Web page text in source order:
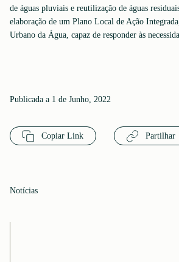
de águas pluviais e reutilização de águas
elaboração de um Plano Local de Ação
Urbano da Água, capaz de responder às
Publicada a 1 de Junho, 2022
Copiar Link Partilhar
Notícias